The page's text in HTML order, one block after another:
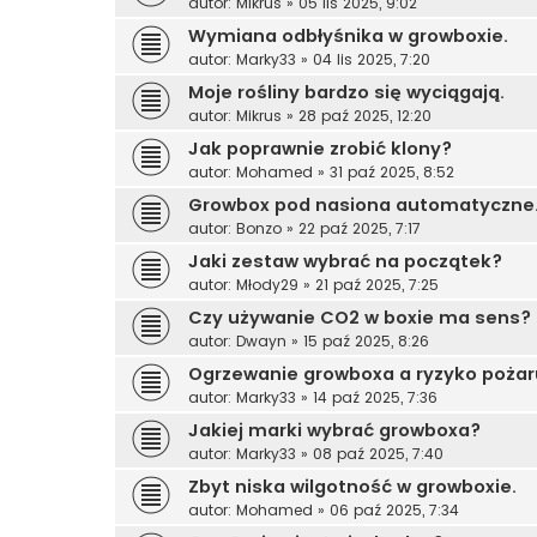
Wymiana odbłyśnika w growboxie.
autor: Marky33 » 04 lis 2025, 7:20
Moje rośliny bardzo się wyciągają.
autor: Mikrus » 28 paź 2025, 12:20
Jak poprawnie zrobić klony?
autor: Mohamed » 31 paź 2025, 8:52
Growbox pod nasiona automatyczne.
autor: Bonzo » 22 paź 2025, 7:17
Jaki zestaw wybrać na początek?
autor: Młody29 » 21 paź 2025, 7:25
Czy używanie CO2 w boxie ma sens?
autor: Dwayn » 15 paź 2025, 8:26
Ogrzewanie growboxa a ryzyko
autor: Marky33 » 14 paź 2025, 7:36
Jakiej marki wybrać growboxa?
autor: Marky33 » 08 paź 2025, 7:40
Zbyt niska wilgotność w growboxie.
autor: Mohamed » 06 paź 2025, 7:34